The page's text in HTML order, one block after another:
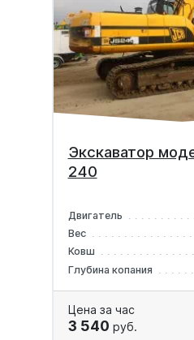
Экскаватор
240
Двигатель
Вес
Ковш
Глубина копания
Цена за час
3 540 руб.